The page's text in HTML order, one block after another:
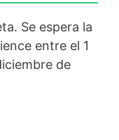
Se espera la
entre el 1
de